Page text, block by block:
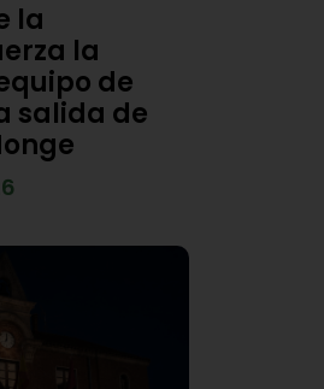
la
la
de
salida de